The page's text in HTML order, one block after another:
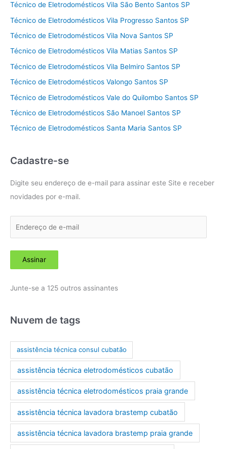
Técnico de Eletrodomésticos Vila São Bento Santos SP
Técnico de Eletrodomésticos Vila Progresso Santos SP
Técnico de Eletrodomésticos Vila Nova Santos SP
Técnico de Eletrodomésticos Vila Matias Santos SP
Técnico de Eletrodomésticos Vila Belmiro Santos SP
Técnico de Eletrodomésticos Valongo Santos SP
Técnico de Eletrodomésticos Vale do Quilombo Santos SP
Técnico de Eletrodomésticos São Manoel Santos SP
Técnico de Eletrodomésticos Santa Maria Santos SP
Cadastre-se
Digite seu endereço de e-mail para assinar este Site e receber
novidades por e-mail.
d
e
o
e
a
Assinar
Junte-se a 125 outros assinantes
Nuvem de tags
assistência técnica consul cubatão
assistência técnica eletrodomésticos cubatão
assistência técnica eletrodomésticos praia grande
assistência técnica lavadora brastemp cubatão
assistência técnica lavadora brastemp praia grande